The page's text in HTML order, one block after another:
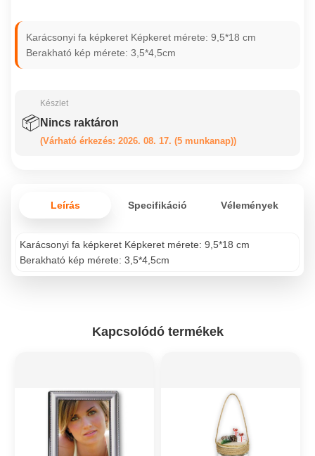
Karácsonyi fa képkeret Képkeret mérete: 9,5*18 cm
Berakható kép mérete: 3,5*4,5cm
📦
Készlet
Nincs raktáron
(Várható érkezés: 2026. 08. 17. (5 munkanap))
Leírás Specifikáció Vélemények
Karácsonyi fa képkeret Képkeret mérete: 9,5*18 cm
Berakható kép mérete: 3,5*4,5cm
Kapcsolódó termékek